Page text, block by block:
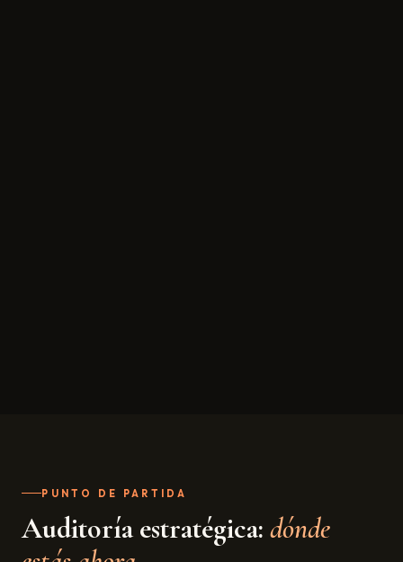
PUNTO DE PARTIDA
Auditoría estratégica: dónde